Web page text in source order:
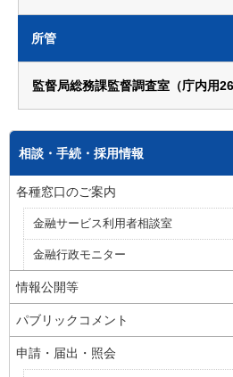
所管
監督局総務課監督調査室（庁内用
相談・手続・採用情報
各種窓口のご案内
金融サービス利用者相談室
金融行政モニター
情報公開等
パブリックコメント
申請・届出・照会